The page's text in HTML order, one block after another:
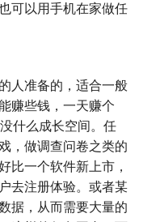
可以用手机在家做任
人准备的，适合一般
赚些钱，一天赚个
什么成长空间。任
，做调查问卷之类的
比一个软件新上市，
去注册体验。或者某
据，从而需要大量的